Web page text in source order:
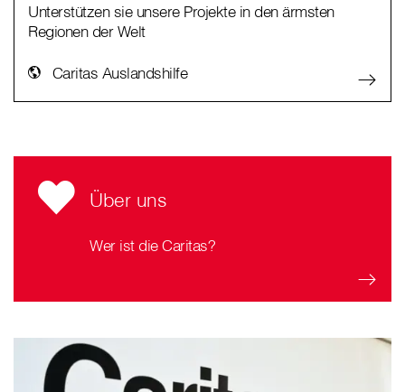
Unterstützen sie unsere Projekte in den ärmsten
Regionen der Welt
Caritas Auslandshilfe
Über uns
Wer ist die Caritas?